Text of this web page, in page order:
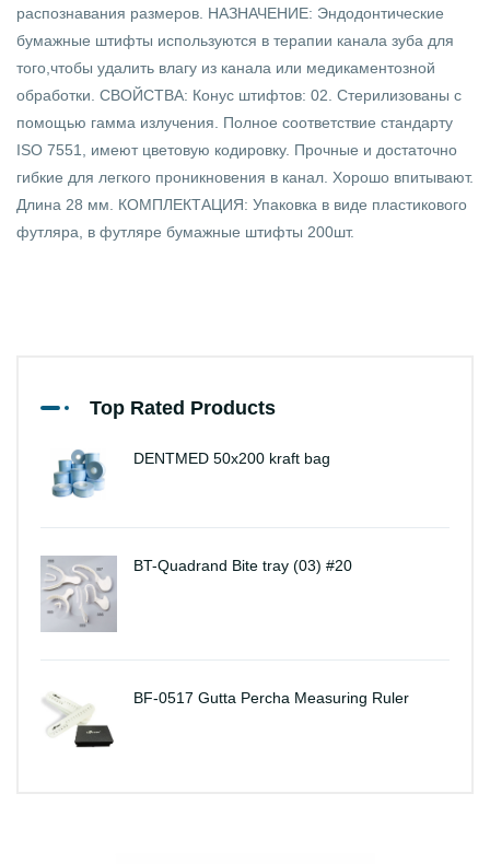
распознавания размеров. НАЗНАЧЕНИЕ: Эндодонтические
бумажные штифты используются в терапии канала зуба для
того,чтобы удалить влагу из канала или медикаментозной
обработки. СВОЙСТВА: Конус штифтов: 02. Стерилизованы с
помощью гамма излучения. Полное соответствие стандарту
ISO 7551, имеют цветовую кодировку. Прочные и достаточно
гибкие для легкого проникновения в канал. Хорошо впитывают.
Длина 28 мм. КОМПЛЕКТАЦИЯ: Упаковка в виде пластикового
футляра, в футляре бумажные штифты 200шт.
Top Rated Products
DENTMED 50x200 kraft bag
BT-Quadrand Bite tray (03) #20
BF-0517 Gutta Percha Measuring Ruler